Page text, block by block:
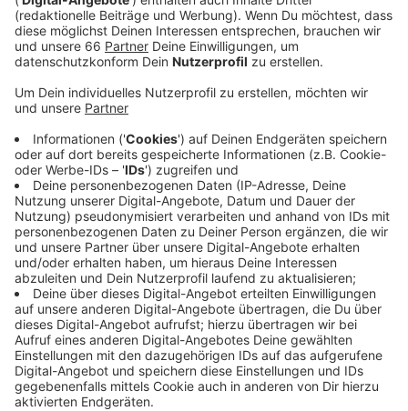
worden.
Veröffentlicht: Donnerstag, 16.05.2024 05:35
Anzeige
Sollte es heute Abend wieder nicht klappen, gibt es
alle Infos hier bei Antenne Düsseldorf und auch auf
der Homepage der Rollnacht. Die für heute geplante
Tour ist mit 25 Kilometer Strecke die längste
Rollnacht der Saison. Es geht diesmal in den Süden -
dort wird an der Nürnberger Straße auch Pause
gemacht. Danach geht es wieder zum Burgplatz
zurück. Hier treffen sich die Teilnehmerinnen und
Teilnehmer auch, um gemeinsam loszufahren. Die
Organisatoren raten zum Helm und zur Schutzkleidung.
Anzeige